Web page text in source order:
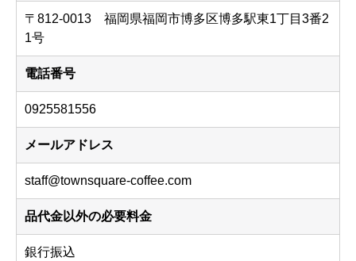
〒812-0013 福岡県福岡市博多区博多駅東1丁目3番2
1号
電話番号
0925581556
メールアドレス
staff@townsquare-coffee.com
品代金以外の必要料金
銀行振込